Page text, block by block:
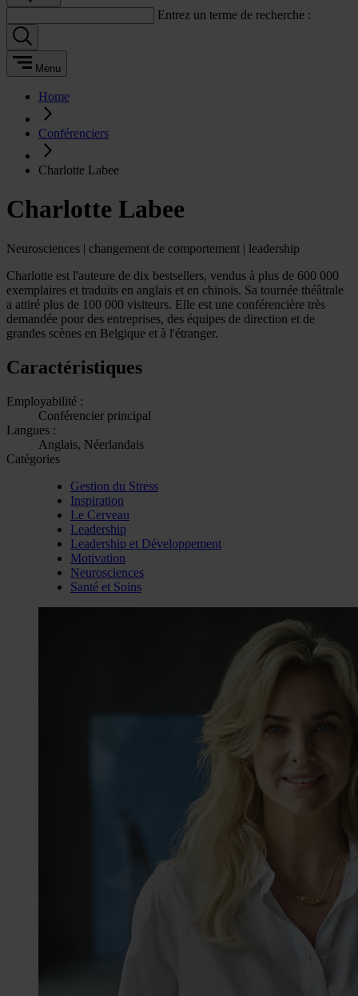
Entrez un terme de recherche :
Menu
Home
Conférenciers
Charlotte Labee
Charlotte Labee
Neurosciences | changement de comportement | leadership
Charlotte est l'auteure de dix bestsellers, vendus à plus de 600 000
exemplaires et traduits en anglais et en chinois. Sa tournée théâtrale
a attiré plus de 100 000 visiteurs. Elle est une conférencière très
demandée pour des entreprises, des équipes de direction et de
grandes scènes en Belgique et à l'étranger.
Caractéristiques
Employabilité :
Conférencier principal
Langues :
Anglais, Néerlandais
Catégories
Gestion du Stress
Inspiration
Le Cerveau
Leadership
Leadership et Développement
Motivation
Neurosciences
Santé et Soins